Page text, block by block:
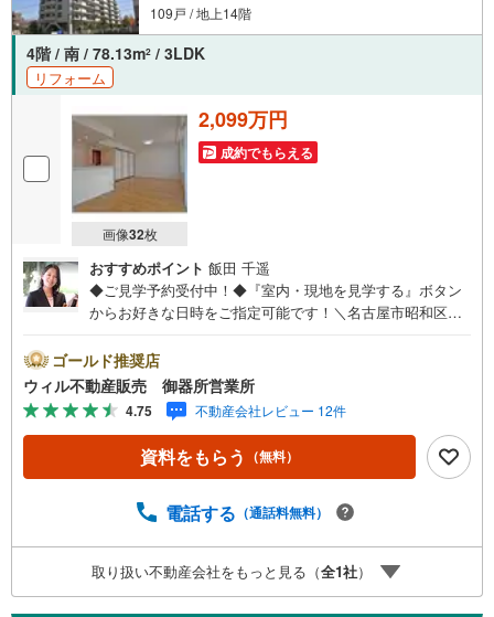
109戸 / 地上14階
4階 / 南 / 78.13m2 / 3LDK
リフォーム
画像32枚
2,099万円
成約でもらえる
おすすめポイント 飯田 千遥
◆ご見学予約受付中！◆『室内・現地を見学する』ボタン
からお好きな日時をご指定可能です！＼名古屋市昭和区、
名古屋市昭和区、天白区の直接のご売却依頼を数多くいた
だいている不動産仲介会社です。ネット上で分かる立地環
境はもちろん、過去にお任せいただいたお客様に現地の生
の声をもとに住戸環境を提案致します。＼平日のお住まい
探しの方へ/弊社では平日にご内覧・契約など平日にお住ま
い探しをされるお客様にサービスをご用意しています。＼
ています。事前にご予約頂きましたら営業時間外でのご内
ある方へ/不動産業者間で不動産情報が共有されているの
で、名古屋市全域や、その他隣接エリアでもご内覧が可能
です！ 【御器所営業所】○地下鉄桜通線、鶴舞線「御器
ゴールド推奨店
ウィル不動産販売 御器所営業所
4.75 不動産会社レビュー 12件
資料をもらう （無料）
電話する （通話料無料）
取り扱い不動産会社をもっと見る（全1社）